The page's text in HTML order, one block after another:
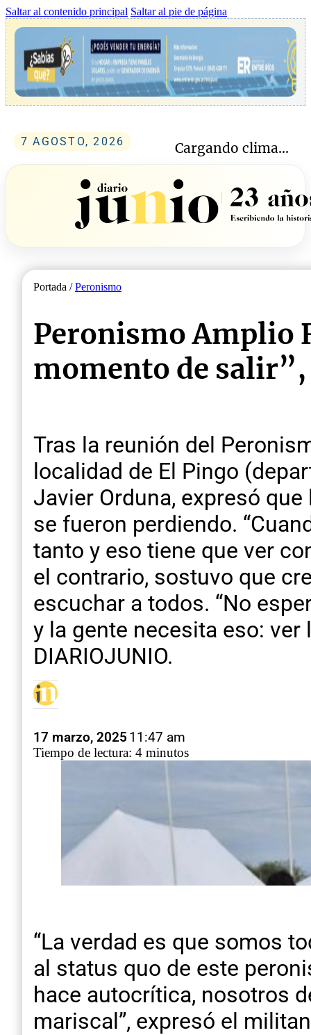
Saltar al contenido principal Saltar al pie de página
7 AGOSTO, 2026 Cargando clima...
Portada /Peronismo
Peronismo Amplio
momento de
Tras la reunión del
localidad de El Pingo
Javier Orduna, expresó
se fueron perdiendo.
tanto y eso tiene que ver
el contrario, sostuvo que
escuchar a todos. “No
y la gente necesita eso:
DIARIOJUNIO.
17 marzo, 2025 11:47 am
Tiempo de lectura: 4 minutos
“La verdad es que somos
al status quo de este
hace autocrítica, nosotros
mariscal”, expresó el